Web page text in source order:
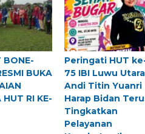
BONE-
BUKA
RI KE-
Peringati HUT
75 IBI Luwu
Andi Titin Yuanri
Harap Bidan
Tingkatkan
Pelayanan